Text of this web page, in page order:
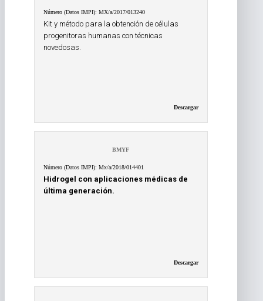
Número (Datos IMPI): MX/a/2017/013240
Kit y método para la obtención de células
progenitoras humanas con técnicas
novedosas.
Descargar
BMYF
Número (Datos IMPI): Mx/a/2018/014401
Hidrogel con aplicaciones médicas de
última generación.
Descargar